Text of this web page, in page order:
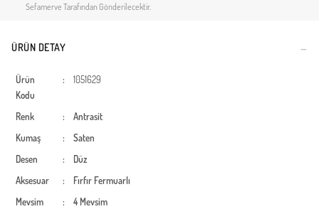
Sefamerve Tarafından Gönderilecektir.
ÜRÜN DETAY
Ürün
Kodu
: 1051629
Renk :
Antrasit
Kumaş
:
Saten
Desen
:
Düz
Aksesuar
: Fırfır Fermuarlı
Mevsim
:
4 Mevsim